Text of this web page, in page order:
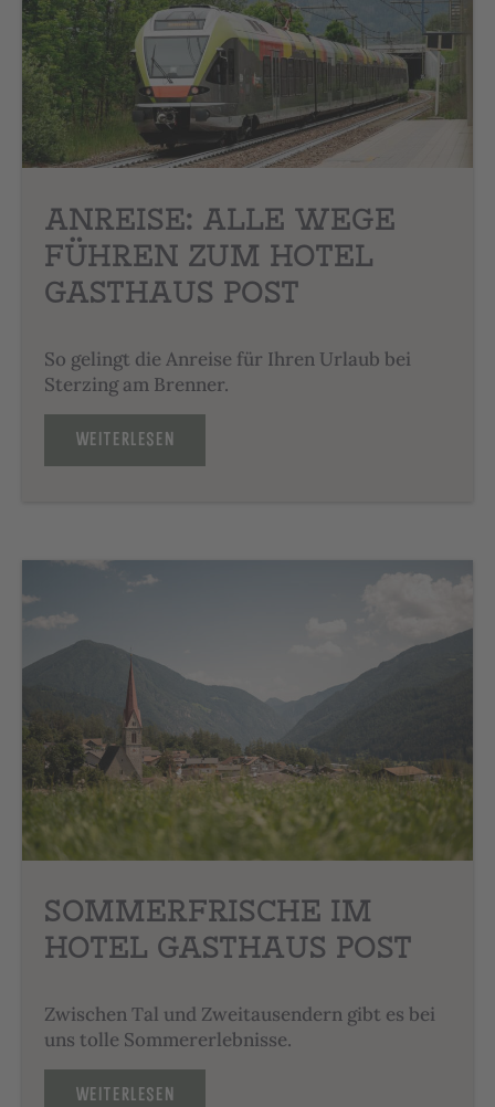
ANREISE: ALLE WEGE
FÜHREN ZUM HOTEL
GASTHAUS POST
So gelingt die Anreise für Ihren Urlaub bei
Sterzing am Brenner.
WEITERLESEN
SOMMERFRISCHE IM
HOTEL GASTHAUS POST
Zwischen Tal und Zweitausendern gibt es bei
uns tolle Sommererlebnisse.
WEITERLESEN